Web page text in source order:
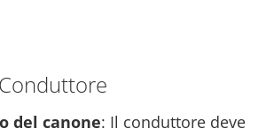
del canone: Il conduttore deve